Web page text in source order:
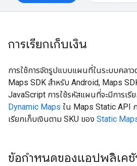
การเรียกเก็บเงิน
การใช้การจัดรูปแบบแผนที่ในระบบคลา
Maps SDK สำหรับ Android, Maps
JavaScript การใช้รหัสแผนที่จะมีการเรี
Dynamic Maps ใน Maps Static API
เรียกเก็บเงินตาม SKU ของ Static
ข้อกำหนดของแอปพลิเคชั